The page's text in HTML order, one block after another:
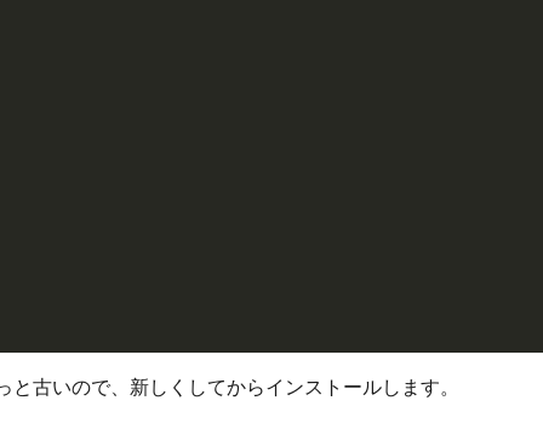
list nodejs
古いので、新しくしてからインストールします。